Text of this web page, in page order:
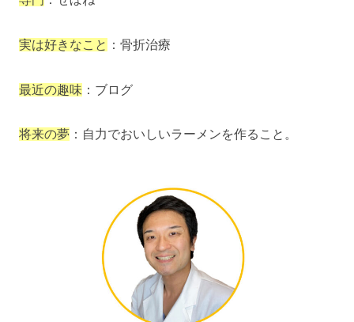
実は好きなこと ：骨折治療
最近の趣味 ：ブログ
将来の夢 ：自力でおいしいラーメンを作ること。